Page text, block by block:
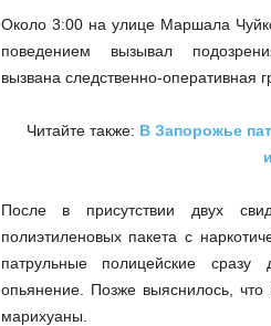
Около 3:00 на улице Маршала
поведением вызывал
вызвана следственно-оперативная
Читайте также: В Запорожье
После в присутствии двух
полиэтиленовых пакета с
патрульные полицейские сразу
опьянение. Позже выяснилось,
марихуаны.